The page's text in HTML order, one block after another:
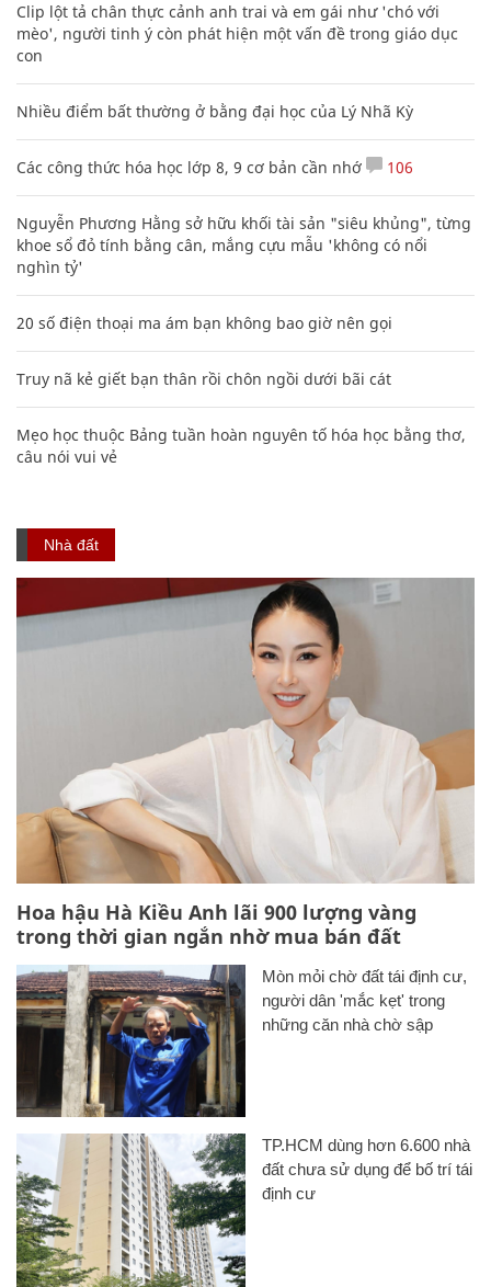
Clip lột tả chân thực cảnh anh trai và em gái như 'chó với
mèo', người tinh ý còn phát hiện một vấn đề trong giáo dục
con
Nhiều điểm bất thường ở bằng đại học của Lý Nhã Kỳ
Các công thức hóa học lớp 8, 9 cơ bản cần nhớ 106
Nguyễn Phương Hằng sở hữu khối tài sản "siêu khủng", từng
khoe sổ đỏ tính bằng cân, mắng cựu mẫu 'không có nổi
nghìn tỷ'
20 số điện thoại ma ám bạn không bao giờ nên gọi
Truy nã kẻ giết bạn thân rồi chôn ngồi dưới bãi cát
Mẹo học thuộc Bảng tuần hoàn nguyên tố hóa học bằng thơ,
câu nói vui vẻ
Nhà đất
Hoa hậu Hà Kiều Anh lãi 900 lượng vàng
trong thời gian ngắn nhờ mua bán đất
Mòn mỏi chờ đất tái định cư,
người dân 'mắc kẹt' trong
những căn nhà chờ sập
TP.HCM dùng hơn 6.600 nhà
đất chưa sử dụng để bố trí tái
định cư